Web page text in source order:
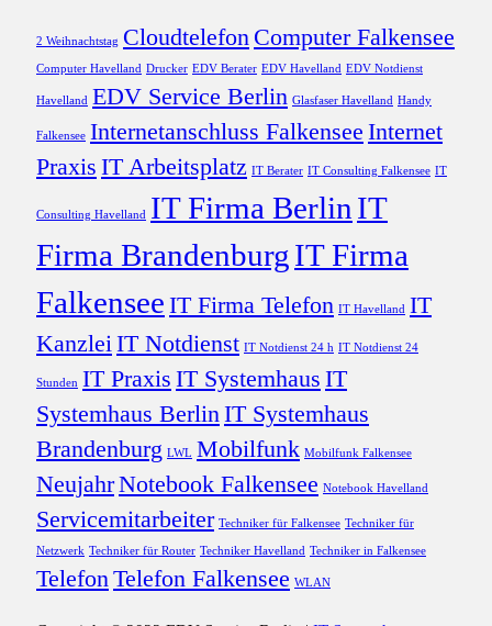
2 Weihnachtstag Cloudtelefon Computer Falkensee
Computer Havelland Drucker EDV Berater EDV Havelland EDV Notdienst
Havelland EDV Service Berlin Glasfaser Havelland Handy
Falkensee Internetanschluss Falkensee Internet
Praxis IT Arbeitsplatz IT Berater IT Consulting Falkensee IT
Consulting Havelland IT Firma BerlinIT
Firma BrandenburgIT Firma
Falkensee IT Firma Telefon IT Havelland IT
KanzleiIT Notdienst IT Notdienst 24 h IT Notdienst 24
Stunden IT Praxis IT Systemhaus IT
Systemhaus BerlinIT Systemhaus
Brandenburg LWL Mobilfunk Mobilfunk Falkensee
NeujahrNotebook Falkensee Notebook Havelland
Servicemitarbeiter Techniker für Falkensee Techniker für
Netzwerk Techniker für Router Techniker Havelland Techniker in Falkensee
TelefonTelefon Falkensee WLAN